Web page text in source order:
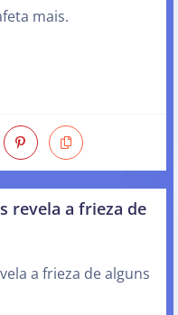
mais.
revela a frieza de
a frieza de alguns